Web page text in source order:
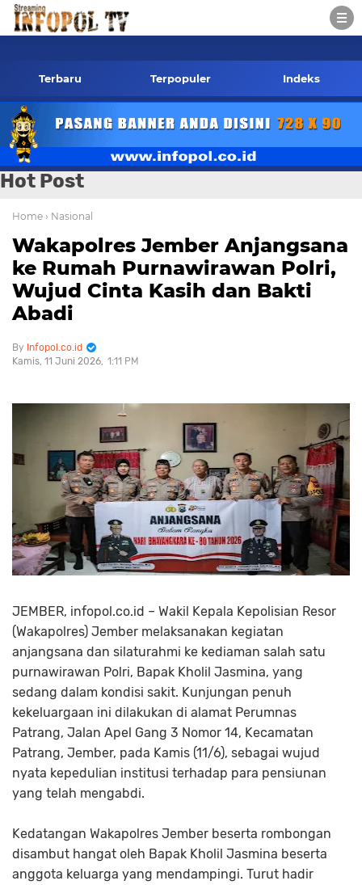
Kontak Redaksi- 085784424805 wa
Terbaru Terpopuler Indeks
Hot Post
Home › Nasional
Wakapolres Jember Anjangsana
ke Rumah Purnawirawan Polri,
Wujud Cinta Kasih dan Bakti
Abadi
Infopol.co.id
Kamis, 11 Juni 2026 1:11 PM
JEMBER, infopol.co.id – Wakil Kepala Kepolisian Resor
(Wakapolres) Jember melaksanakan kegiatan
anjangsana dan silaturahmi ke kediaman salah satu
purnawirawan Polri, Bapak Kholil Jasmina, yang
sedang dalam kondisi sakit. Kunjungan penuh
kekeluargaan ini dilakukan di alamat Perumnas
Patrang, Jalan Apel Gang 3 Nomor 14, Kecamatan
Patrang, Jember, pada Kamis (11/6), sebagai wujud
nyata kepedulian institusi terhadap para pensiunan
yang telah mengabdi.
Kedatangan Wakapolres Jember beserta rombongan
disambut hangat oleh Bapak Kholil Jasmina beserta
anggota keluarga yang mendampingi. Turut hadir